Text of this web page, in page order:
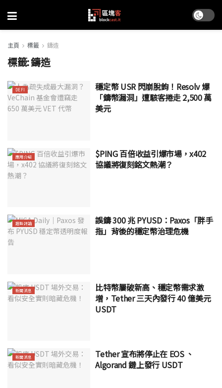
主頁 標籤 鑄造
標籤:鑄造
DEFI
穩定幣 USR 閃崩脫鉤！Resolv 爆
「鑄幣漏洞」遭駭客捲走 2,500 萬
美元
應用介紹
$PING 百倍收益引爆市場，x402
協議將復刻銘文熱潮？
趨勢評論
誤鑄 300 兆 PYUSD：Paxos「胖手
指」背後的穩定幣治理危機
新聞消息
比特幣屢破新高、穩定幣需求激
增，Tether 三天內發行 40 億美元
USDT
新聞消息
Tether 宣布將停止在 EOS 、
Algorand 鏈上發行 USDT